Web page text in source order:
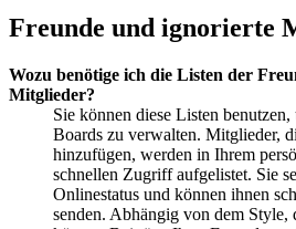
Freunde und ignorierte
Wozu benötige ich die Listen der
Mitglieder?
Sie können diese Listen
Boards zu verwalten. Mitglieder,
hinzufügen, werden in Ihrem
schnellen Zugriff aufgelistet. Sie
Onlinestatus und können ihnen
senden. Abhängig von dem Style,